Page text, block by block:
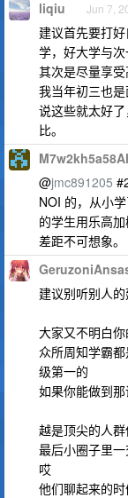
liqiu Jun 7,
建议首先要打
学，好大学与次
其次是尽量享受
我当年初三也
说这些就太好
比。
@jmc891205
NOI 的，从小
的学生用乐高
差距不可想象。
建议别听别人的
大家又不明白
众所周知学霸
级第一的
如果你能做到那
越是顶尖的人
最后小圈子里
哎
他们聊起来的